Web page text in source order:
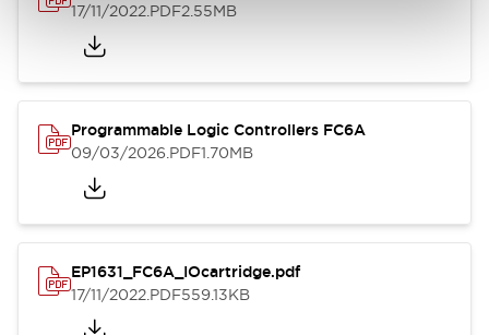
17/11/2022.PDF2.55MB
Programmable Logic Controllers FC6A
09/03/2026.PDF1.70MB
EP1631_FC6A_IOcartridge.pdf
17/11/2022.PDF559.13KB